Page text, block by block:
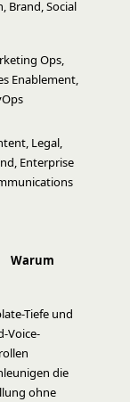
Brand, Social
Ops,
Enablement,
Legal,
Enterprise
Warum
Tiefe und
Voice-
die
ohne